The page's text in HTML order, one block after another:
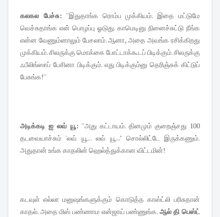
கலகல பேச்சு: ''இதுதாங்க ரொம்ப முக்கியம். இதை மட்டுமே
வெச்சுதாங்க என் பொழப்பு ஓடுது. காமெடினு நினைச்சுட்டு நீங்க
என்ன வேணும்னாலும் பேசலாம். ஆனா, அதை அவங்க ரசிக்கிறது
முக்கியம். சிலருக்கு மொக்கை போட்டாக்கூடப் பிடிக்கும். சிலருக்கு
ஃபீலிங்ஸாப் பேசினா பிடிக்கும். எது பிடிக்கும்னு தெரிஞ்சுக் கிட்டுப்
பேசுங்க!''
அடிக்கடி ஐ லவ் யூ: ''அது கட்டாயம். தினமும் குறைஞ்சது 100
தடவையாச்சும் 'லவ் யூ... லவ் யூ...’ சொல்லிட்டே இருக்கணும்.
அதுதான் உங்க காதலின் ஹெல்த்துக்கான விட்டமின்!
கடவுள் எல்லா மனுஷங்களுக்கும் கொடுத்த காஸ்ட்லி பரிசுதான்
காதல். அதை மிஸ் பண்ணாம என்ஜாய் பண்ணுங்க. ஆல் தி பெஸ்ட்